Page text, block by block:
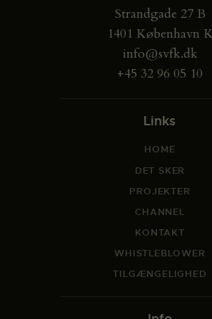
Strandgade 27 B
1401 København K
info@svfk.dk
+45 32 96 05 10
Links
HOME
DET SKER
PROJEKTER
CHANNEL
KONTAKT
WHISTLEBLOWER
TILGÆNGELIGHED